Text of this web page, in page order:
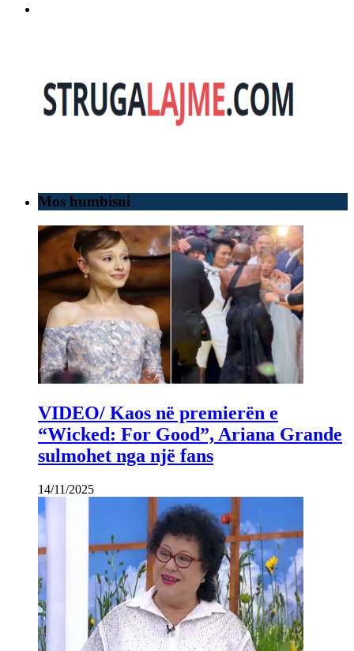
Mos humbisni
VIDEO/ Kaos në premierën e
“Wicked: For Good”, Ariana Grande
sulmohet nga një fans
14/11/2025